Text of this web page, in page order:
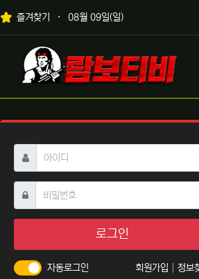
상단 네비
즐겨찾기 08월 09일(일)
메인 메뉴
로고
아이디 필수
비밀번호필수
로그인
자동로그인 회원가입 정보